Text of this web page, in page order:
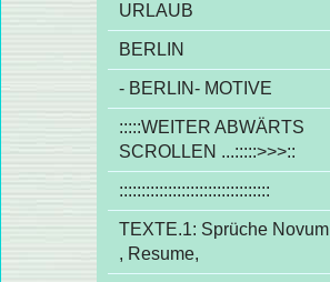
URLAUB
BERLIN
- BERLIN- MOTIVE
:::::WEITER ABWÄRTS
SCROLLEN ...:::::>>>::
::::::::::::::::::::::::::::::::::
TEXTE.1: Sprüche Novum
, Resume,